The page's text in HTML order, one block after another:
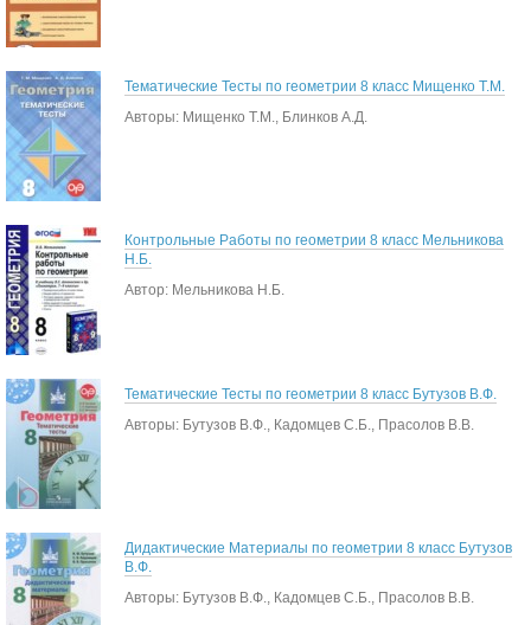
Тематические Тесты по геометрии 8 класс Мищенко Т.М.
Авторы: Мищенко Т.М., Блинков А.Д.
Контрольные Работы по геометрии 8 класс Мельникова
Н.Б.
Автор: Мельникова Н.Б.
Тематические Тесты по геометрии 8 класс Бутузов В.Ф.
Авторы: Бутузов В.Ф., Кадомцев С.Б., Прасолов В.В.
Дидактические Материалы по геометрии 8 класс Бутузов
В.Ф.
Авторы: Бутузов В.Ф., Кадомцев С.Б., Прасолов В.В.